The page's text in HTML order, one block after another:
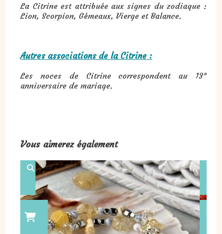
La Citrine est attribuée aux signes du zodiaque :
Lion, Scorpion, Gémeaux, Vierge et Balance.
Autres associations de la Citrine :
Les noces de Citrine correspondent au 13°
anniversaire de mariage.
Vous aimerez également